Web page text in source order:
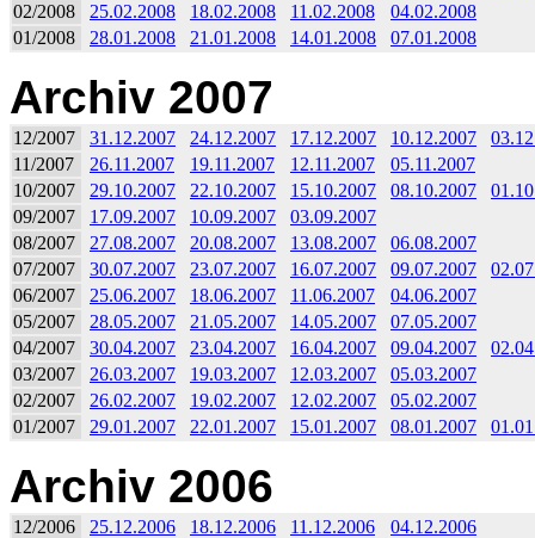
02/2008
25.02.2008 18.02.2008 11.02.2008
04.02.2008
01/2008
28.01.2008 21.01.2008 14.01.2008 07.01.2008
Archiv 2007
12/2007 31.12.2007 24.12.2007 17.12.2007 10.12.2007
11/2007
26.11.2007 19.11.2007 12.11.2007
05.11.2007
10/2007
29.10.2007 22.10.2007 15.10.2007 08.10.2007
09/2007
17.09.2007 10.09.2007
03.09.2007
08/2007
27.08.2007 20.08.2007 13.08.2007
06.08.2007
07/2007
30.07.2007 23.07.2007 16.07.2007 09.07.2007
06/2007
25.06.2007 18.06.2007 11.06.2007
04.06.2007
05/2007
28.05.2007 21.05.2007 14.05.2007
07.05.2007
04/2007
30.04.2007 23.04.2007 16.04.2007 09.04.2007
03/2007
26.03.2007 19.03.2007 12.03.2007
05.03.2007
02/2007
26.02.2007 19.02.2007 12.02.2007
05.02.2007
01/2007
29.01.2007 22.01.2007 15.01.2007 08.01.2007
Archiv 2006
12/2006 25.12.2006 18.12.2006 11.12.2006
04.12.2006